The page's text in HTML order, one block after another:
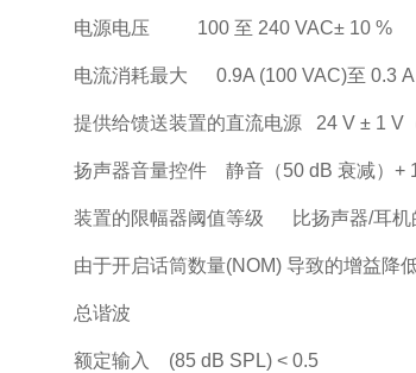
电源电压 100 至 240 VAC± 10 %
电流消耗最大 0.9A (100 VAC)至 0.3 A
提供给馈送装置的直流电源 24 V ± 1 V
扬声器音量控件 静音（50 dB 衰减）+
装置的限幅器阈值等级 比扬声器/耳机
由于开启话筒数量(NOM) 导致的增益降
总谐波
额定输入 (85 dB SPL) < 0.5